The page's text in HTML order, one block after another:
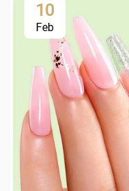
10
Feb